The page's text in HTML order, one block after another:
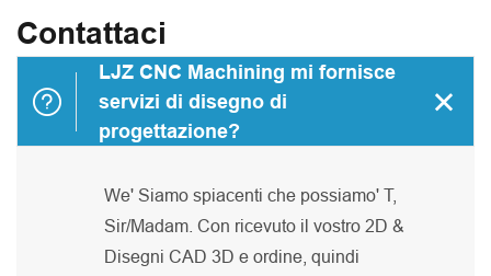
Contattaci

LJZ CNC Machining mi fornisce
servizi di disegno di
progettazione?

We' Siamo spiacenti che possiamo' T,
Sir/Madam. Con ricevuto il vostro 2D &
Disegni CAD 3D e ordine, quindi